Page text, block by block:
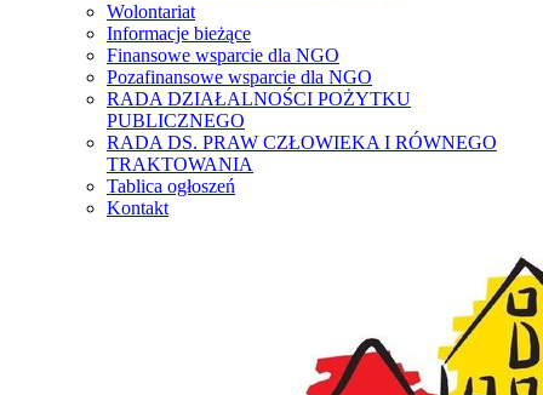
Wolontariat
Informacje bieżące
Finansowe wsparcie dla NGO
Pozafinansowe wsparcie dla NGO
RADA DZIAŁALNOŚCI POŻYTKU
PUBLICZNEGO
RADA DS. PRAW CZŁOWIEKA I RÓWNEGO
TRAKTOWANIA
Tablica ogłoszeń
Kontakt